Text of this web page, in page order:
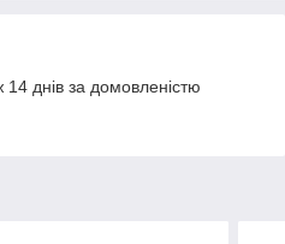
днів за домовленістю